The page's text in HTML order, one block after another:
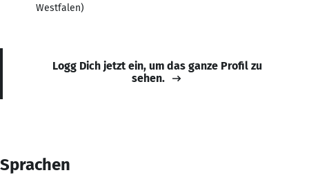
Westfalen)
Logg Dich jetzt ein, um das ganze Profil zu
sehen.
Sprachen